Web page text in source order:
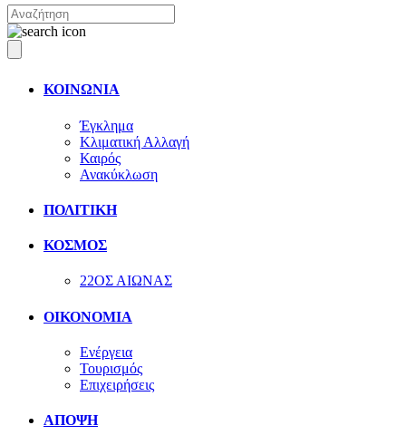
ΚΟΙΝΩΝΙΑ
Έγκλημα
Κλιματική Αλλαγή
Καιρός
Ανακύκλωση
ΠΟΛΙΤΙΚΗ
ΚΟΣΜΟΣ
22ΟΣ ΑΙΩΝΑΣ
ΟΙΚΟΝΟΜΙΑ
Ενέργεια
Τουρισμός
Επιχειρήσεις
ΑΠΟΨΗ